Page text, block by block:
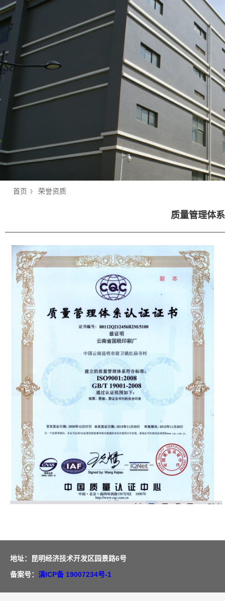
首页 》 荣誉资质
质量管理体
地址：昆明经济技术开发区园景路6号
备案号： 滇ICP备 19007234号-1